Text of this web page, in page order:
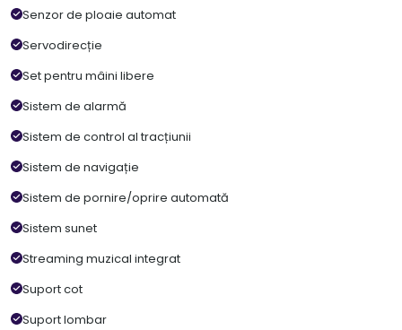
Senzor de ploaie automat
Servodirecție
Set pentru mâini libere
Sistem de alarmă
Sistem de control al tracțiunii
Sistem de navigație
Sistem de pornire/oprire automată
Sistem sunet
Streaming muzical integrat
Suport cot
Suport lombar